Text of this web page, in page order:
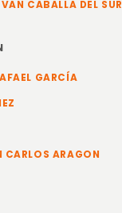
CABALLA DEL SUR
GARCÍA
CARLOS ARAGON